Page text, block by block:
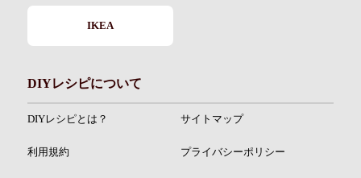
IKEA
DIYレシピについて
DIYレシピとは？ サイトマップ
利用規約 プライバシーポリシー